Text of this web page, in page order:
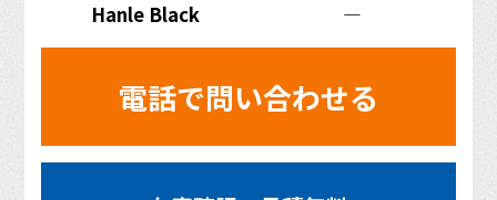
Hanle Black ―
電話で問い合わせる